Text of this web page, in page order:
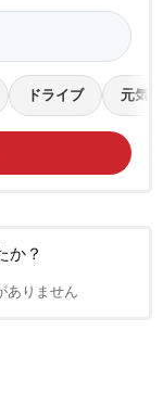
ドライブ 元気
か？
ありません